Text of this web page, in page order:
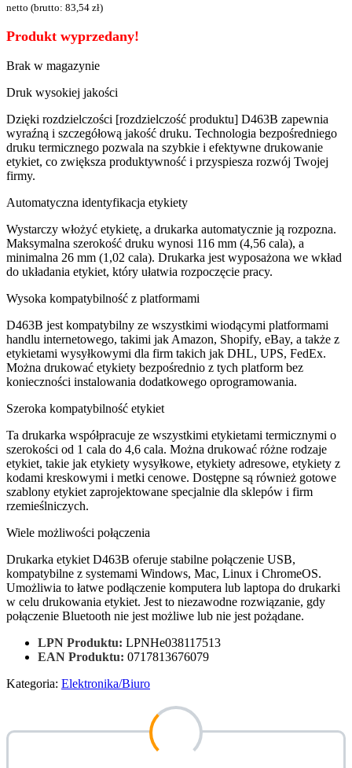
netto (brutto: 83,54 zł)
Produkt wyprzedany!
Brak w magazynie
Druk wysokiej jakości
Dzięki rozdzielczości [rozdzielczość produktu] D463B zapewnia
wyraźną i szczegółową jakość druku. Technologia bezpośredniego
druku termicznego pozwala na szybkie i efektywne drukowanie
etykiet, co zwiększa produktywność i przyspiesza rozwój Twojej
firmy.
Automatyczna identyfikacja etykiety
Wystarczy włożyć etykietę, a drukarka automatycznie ją rozpozna.
Maksymalna szerokość druku wynosi 116 mm (4,56 cala), a
minimalna 26 mm (1,02 cala). Drukarka jest wyposażona we wkład
do układania etykiet, który ułatwia rozpoczęcie pracy.
Wysoka kompatybilność z platformami
D463B jest kompatybilny ze wszystkimi wiodącymi platformami
handlu internetowego, takimi jak Amazon, Shopify, eBay, a także z
etykietami wysyłkowymi dla firm takich jak DHL, UPS, FedEx.
Można drukować etykiety bezpośrednio z tych platform bez
konieczności instalowania dodatkowego oprogramowania.
Szeroka kompatybilność etykiet
Ta drukarka współpracuje ze wszystkimi etykietami termicznymi o
szerokości od 1 cala do 4,6 cala. Można drukować różne rodzaje
etykiet, takie jak etykiety wysyłkowe, etykiety adresowe, etykiety z
kodami kreskowymi i metki cenowe. Dostępne są również gotowe
szablony etykiet zaprojektowane specjalnie dla sklepów i firm
rzemieślniczych.
Wiele możliwości połączenia
Drukarka etykiet D463B oferuje stabilne połączenie USB,
kompatybilne z systemami Windows, Mac, Linux i ChromeOS.
Umożliwia to łatwe podłączenie komputera lub laptopa do drukarki
w celu drukowania etykiet. Jest to niezawodne rozwiązanie, gdy
połączenie Bluetooth nie jest możliwe lub nie jest pożądane.
LPN Produktu: LPNHe038117513
EAN Produktu: 0717813676079
Kategoria: Elektronika/Biuro